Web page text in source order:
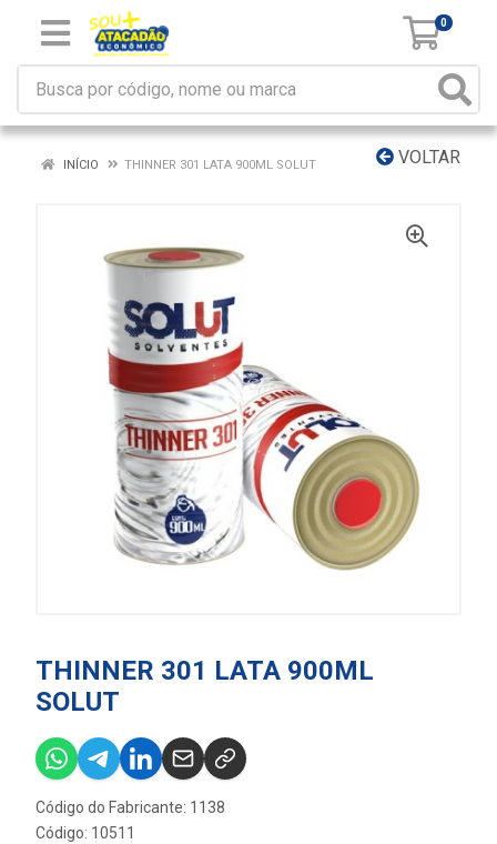
0
VOLTAR
INÍCIO THINNER 301 LATA 900ML SOLUT
THINNER 301 LATA 900ML
SOLUT
Código do Fabricante: 1138
Código: 10511